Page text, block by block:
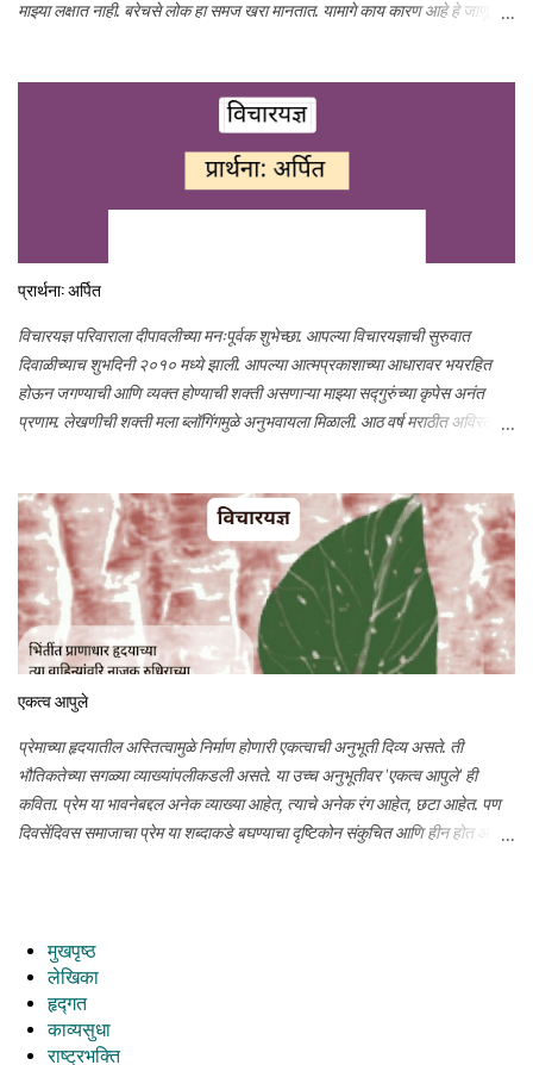
माझ्या लक्षात नाही. बरेचसे लोक हा समज खरा मानतात. यामागे काय कारण आहे हे जाणून
प्रार्थना: अर्पित
विचारयज्ञ परिवाराला दीपावलीच्या मनःपूर्वक शुभेच्छा. आपल्या विचारयज्ञाची सुरुवात
दिवाळीच्याच शुभदिनी २०१० मध्ये झाली. आपल्या आत्मप्रकाशाच्या आधारावर भयरहित
होऊन जगण्याची आणि व्यक्त होण्याची शक्ती असणाऱ्या माझ्या सद्गुरुंच्या कृपेस अनंत
प्रणाम. लेखणीची शक्ती मला ब्लॉगिंगमुळे अनुभवायला मिळाली. आठ वर्ष मराठीत अविरत
मला आपलेपणाने मार्गदर्शन केले, प्रोत्साहन दिले त्याबद्दल मनापासून आभार. विचारयज्ञावर
आपले प्रेम सतत वाढत राहो हीच प्रार्थना. आज दिवाळी आणि विचारयज्ञाचा जन्मदिन
असा दुहेरी आनंद साजरा करण्यासाठी, जी व्यक्ती माझी प्रेरणा आहे, ज्या व्यक्तिला समर्पित
स्तोत्राने माझ्या आयुष्यात लेखनाची अनमोल भेट आली त्या प्रभू रामचंद्रांस आज प्रार्थना
करीत आहे.
एकत्व आपुले
प्रेमाच्या हृदयातील अस्तित्वामुळे निर्माण होणारी एकत्वाची अनुभूती दिव्य असते. ती
भौतिकतेच्या सगळ्या व्याख्यांपलीकडली असते. या उच्च अनुभूतीवर 'एकत्व आपुले' ही
कविता. प्रेम या भावनेबद्दल अनेक व्याख्या आहेत, त्याचे अनेक रंग आहेत, छटा आहेत. पण
दिवसेंदिवस समाजाचा प्रेम या शब्दाकडे बघण्याचा दृष्टिकोन संकुचित आणि हीन होत आहे.
मुखपृष्ठ
लेखिका
हृद्गत
काव्यसुधा
राष्ट्रभक्ति